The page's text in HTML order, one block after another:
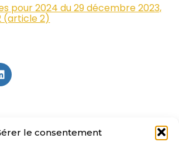
le consentement
pour 2024 du 29 décembre 2023,
(article 2)